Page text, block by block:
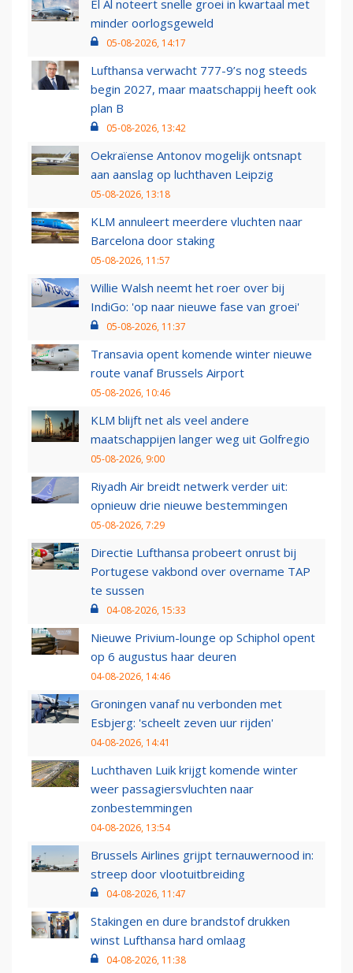
El Al noteert snelle groei in kwartaal met
minder oorlogsgeweld
05-08-2026, 14:17
Lufthansa verwacht 777-9’s nog steeds
begin 2027, maar maatschappij heeft ook
plan B
05-08-2026, 13:42
Oekraïense Antonov mogelijk ontsnapt
aan aanslag op luchthaven Leipzig
05-08-2026, 13:18
KLM annuleert meerdere vluchten naar
Barcelona door staking
05-08-2026, 11:57
Willie Walsh neemt het roer over bij
IndiGo: 'op naar nieuwe fase van groei'
05-08-2026, 11:37
Transavia opent komende winter nieuwe
route vanaf Brussels Airport
05-08-2026, 10:46
KLM blijft net als veel andere
maatschappijen langer weg uit Golfregio
05-08-2026, 9:00
Riyadh Air breidt netwerk verder uit:
opnieuw drie nieuwe bestemmingen
05-08-2026, 7:29
Directie Lufthansa probeert onrust bij
Portugese vakbond over overname TAP
te sussen
04-08-2026, 15:33
Nieuwe Privium-lounge op Schiphol opent
op 6 augustus haar deuren
04-08-2026, 14:46
Groningen vanaf nu verbonden met
Esbjerg: 'scheelt zeven uur rijden'
04-08-2026, 14:41
Luchthaven Luik krijgt komende winter
weer passagiersvluchten naar
zonbestemmingen
04-08-2026, 13:54
Brussels Airlines grijpt ternauwernood in:
streep door vlootuitbreiding
04-08-2026, 11:47
Stakingen en dure brandstof drukken
winst Lufthansa hard omlaag
04-08-2026, 11:38